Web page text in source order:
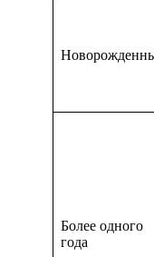
Более одного
года